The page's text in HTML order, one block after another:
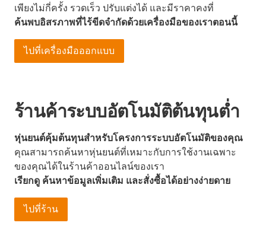
เพียงไม่กี่ครั้ง รวดเร็ว ปรับแต่งได้ และมีราคาคงที่
ค้นพบอิสรภาพที่ไร้ขีดจำกัดด้วยเครื่องมือของเราตอนนี้
ไปที่เครื่องมือออกแบบ
ร้านค้าระบบอัตโนมัติต้นทุนต่ำ
หุ่นยนต์คุ้มต้นทุนสำหรับโครงการระบบอัตโนมัติของคุณ
คุณสามารถค้นหาหุ่นยนต์ที่เหมาะกับการใช้งานเฉพาะ
ของคุณได้ในร้านค้าออนไลน์ของเรา
เรียกดู ค้นหาข้อมูลเพิ่มเติม และสั่งซื้อได้อย่างง่ายดาย
ไปที่ร้าน